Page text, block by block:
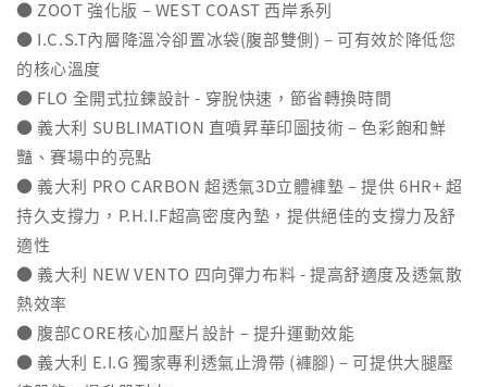
● ZOOT 強化版 – WEST COAST 西岸系列
● I.C.S.T內層降溫冷卻置冰袋(腹部雙側) – 可有效於降低您
的核心溫度
● FLO 全開式拉鍊設計 - 穿脫快速，節省轉換時間
● 義大利 SUBLIMATION 直噴昇華印圖技術 – 色彩飽和鮮
豔、賽場中的亮點
● 義大利 PRO CARBON 超透氣3D立體褲墊 – 提供 6HR+ 超
持久支撐力，P.H.I.F超高密度內墊，提供絕佳的支撐力及舒
適性
● 義大利 NEW VENTO 四向彈力布料 - 提高舒適度及透氣散
熱效率
● 腹部CORE核心加壓片設計 – 提升運動效能
● 義大利 E.I.G 獨家專利透氣止滑帶 (褲腳) – 可提供大腿壓